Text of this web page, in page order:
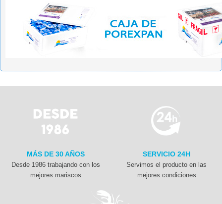
MÁS DE 30 AÑOS
Desde 1986 trabajando con los
mejores mariscos
SERVICIO 24H
Servimos el producto en las
mejores condiciones